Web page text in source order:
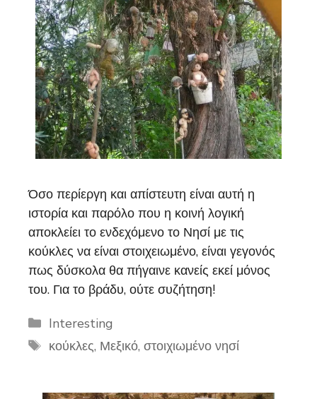
Όσο περίεργη και απίστευτη είναι αυτή η
ιστορία και παρόλο που η κοινή λογική
αποκλείει το ενδεχόμενο το Νησί με τις
κούκλες να είναι στοιχειωμένο, είναι γεγονός
πως δύσκολα θα πήγαινε κανείς εκεί μόνος
του. Για το βράδυ, ούτε συζήτηση!
Categories
Interesting
Tags
κούκλες, Μεξικό, στοιχιωμένο νησί